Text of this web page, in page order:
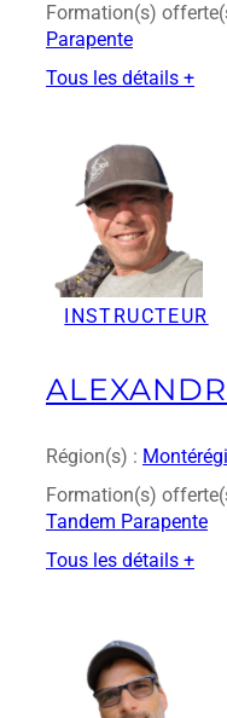
Formation(s)
Parapente
Tous les détails +
o
t
a
INSTRUCTEUR
Région(s) :
Formation(s)
Tandem Parapente
Tous les détails +